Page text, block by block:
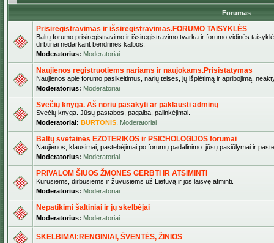
Forumas
Prisiregistravimas ir išsiregistravimas.FORUMO TAISYKLĖS
Baltų forumo prisiregistravimo ir išsiregistravimo tvarka ir forumo vidinės
dirbtinai nedarkant bendrinės kalbos.
Moderatorius: Moderatoriai
Naujienos registruotiems nariams ir naujokams.Prisistatymas
Naujienos apie forumo pasikeitimus, narių teises, jų išplėtimą ir apribojimą,
Moderatorius: Moderatoriai
Svečių knyga. Aš noriu pasakyti ar paklausti adminų
Svečių knyga. Jūsų pastabos, pagalba, palinkėjimai.
Moderatoriai: BURTONIS Moderatoriai
Baltų svetainės EZOTERIKOS ir PSICHOLOGIJOS forumai
Naujienos, klausimai, pastebėjimai po forumų padalinimo. jūsų pasiūlymai ir
Moderatorius: Moderatoriai
PRIVALOM ŠIUOS ŽMONES GERBTI IR ATSIMINTI
Kurusiems, dirbusiems ir žuvusiems už Lietuvą ir jos laisvę atminti.
Moderatorius: Moderatoriai
Nepatikimi šaltiniai ir jų skelbėjai
Moderatorius: Moderatoriai
SKELBIMAI:RENGINIAI, ŠVENTĖS, ŽINIOS